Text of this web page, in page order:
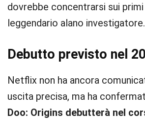
dovrebbe concentrarsi sui primi
leggendario alano investigatore.
Debutto previsto nel
Netflix non ha ancora
uscita precisa, ma ha
Doo: Origins debutterà nel